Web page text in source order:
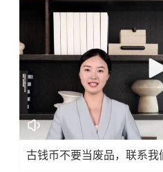
古钱币不要当废品，联系我